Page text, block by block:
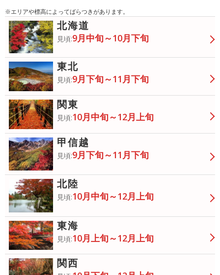
※エリアや標高によってばらつきがあります。
北海道
見頃:9月中旬～10月下旬
東北
見頃:9月下旬～11月下旬
関東
見頃:10月中旬～12月上旬
甲信越
見頃:9月下旬～11月下旬
北陸
見頃:10月中旬～12月上旬
東海
見頃:10月上旬～12月上旬
関西